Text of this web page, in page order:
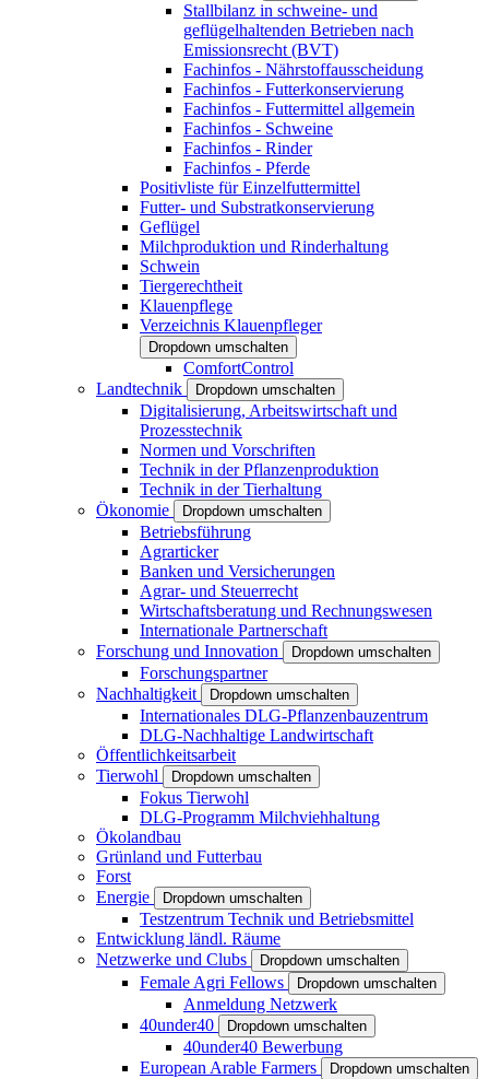
Stallbilanz in schweine- und
geflügelhaltenden Betrieben nach
Emissionsrecht (BVT)
Fachinfos - Nährstoffausscheidung
Fachinfos - Futterkonservierung
Fachinfos - Futtermittel allgemein
Fachinfos - Schweine
Fachinfos - Rinder
Fachinfos - Pferde
Positivliste für Einzelfuttermittel
Futter- und Substratkonservierung
Geflügel
Milchproduktion und Rinderhaltung
Schwein
Tiergerechtheit
Klauenpflege
Verzeichnis Klauenpfleger
Dropdown umschalten
ComfortControl
Landtechnik
Dropdown umschalten
Digitalisierung, Arbeitswirtschaft und
Prozesstechnik
Normen und Vorschriften
Technik in der Pflanzenproduktion
Technik in der Tierhaltung
Ökonomie
Dropdown umschalten
Betriebsführung
Agrarticker
Banken und Versicherungen
Agrar- und Steuerrecht
Wirtschaftsberatung und Rechnungswesen
Internationale Partnerschaft
Forschung und Innovation
Dropdown umschalten
Forschungspartner
Nachhaltigkeit
Dropdown umschalten
Internationales DLG-Pflanzenbauzentrum
DLG-Nachhaltige Landwirtschaft
Öffentlichkeitsarbeit
Tierwohl
Dropdown umschalten
Fokus Tierwohl
DLG-Programm Milchviehhaltung
Ökolandbau
Grünland und Futterbau
Forst
Energie
Dropdown umschalten
Testzentrum Technik und Betriebsmittel
Entwicklung ländl. Räume
Netzwerke und Clubs
Dropdown umschalten
Female Agri Fellows Dropdown umschalten
Anmeldung Netzwerk
40under40
Dropdown umschalten
40under40 Bewerbung
European Arable Farmers
Dropdown umschalten